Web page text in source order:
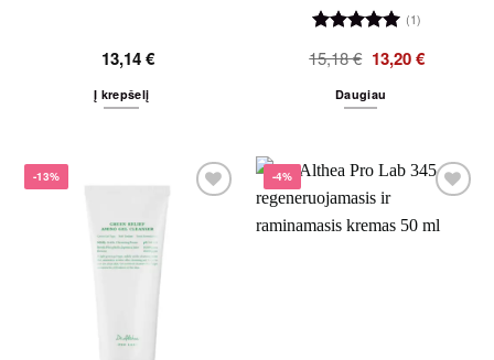
13,14€
Į krepšelį
5iš 5
(1)
15,18€ 13,20€
Daugiau
-13% -4%